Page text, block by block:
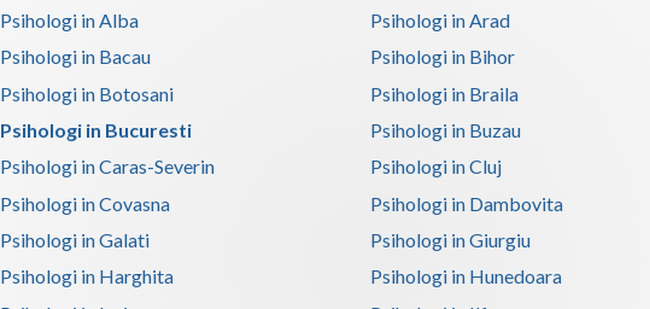
Psihologi in Alba Psihologi in Arad
Psihologi in Bacau
Psihologi in Bihor
Psihologi in Botosani
Psihologi in Braila
Psihologi in Bucuresti
Psihologi in Buzau
Psihologi in Caras-Severin
Psihologi in Cluj
Psihologi in Covasna
Psihologi in Dambovita
Psihologi in Galati
Psihologi in Giurgiu
Psihologi in Harghita
Psihologi in Hunedoara